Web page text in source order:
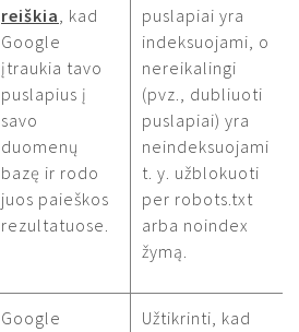
reiškia, kad
Google
įtraukia tavo
puslapius į
savo
duomenų
bazę ir rodo
juos paieškos
rezultatuose.
puslapiai yra
indeksuojami, o
nereikalingi
(pvz., dubliuoti
puslapiai) yra
neindeksuojami
t. y. užblokuoti
per robots.txt
arba noindex
žymą.
Google
Užtikrinti, kad